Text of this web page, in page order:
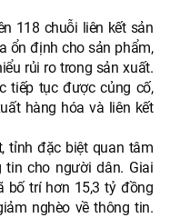
118 chuỗi liên kết sản
ổn định cho sản phẩm,
rủi ro trong sản xuất.
tiếp tục được củng cố,
hàng hóa và liên kết
tỉnh đặc biệt quan tâm
tin cho người dân. Giai
bố trí hơn 15,3 tỷ đồng
nghèo về thông tin.